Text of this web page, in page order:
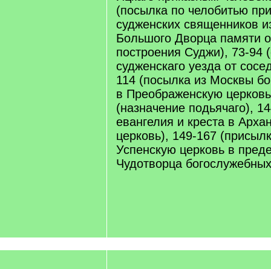
(посылка по челобитью
судженских священников
Большого Дворца памяти
построения Суджи), 73-94
судженскаго уезда от
114 (посылка из Москвы
в Преображенскую
(назначение подьячаго),
евангелия и креста в
церковь), 149-167
Успенскую церковь в
Чудотворца